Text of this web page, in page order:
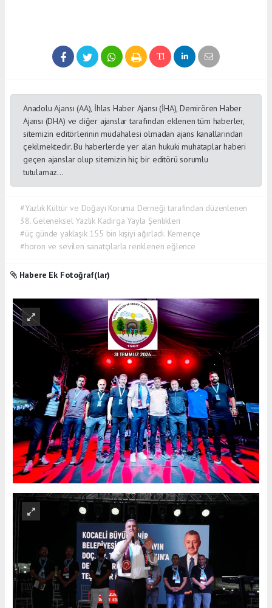
Anadolu Ajansı (AA), İhlas Haber Ajansı (İHA), Demirören Haber
Ajansı (DHA) ve diğer ajanslar tarafından eklenen tüm haberler,
sitemizin editörlerinin müdahalesi olmadan ajans kanallarından
çekilmektedir. Bu haberlerde yer alan hukuki muhataplar haberi
geçen ajanslar olup sitemizin hiç bir editörü sorumlu
tutulamaz...
#Yazlık Kültür ve Doğayı Koruma Derneği tarafından düzenlenen
38. Geleneksel Yazlık Kadırga Yayla Şenlikleri
#üç günde yaklaşık 155 bin kişiyi ağırladı. Kemençe
#horon ve sevilen sanatçılarla renklenen eğlence
Habere Ek Fotoğraf(lar)